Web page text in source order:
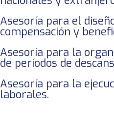
Asesoría para el
compensación y
Asesoría para la
de períodos de
Asesoría para la
laborales.